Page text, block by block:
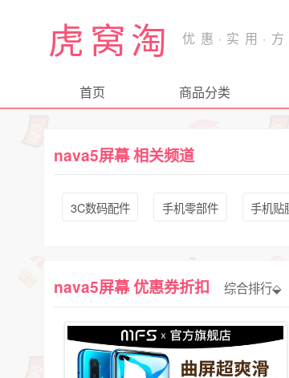
虎窝淘
首页 商品分类
nava5屏幕 相关频道
3C数码配件 手机零部件 手机贴
nava5屏幕 优惠券折扣 综合排行⬙